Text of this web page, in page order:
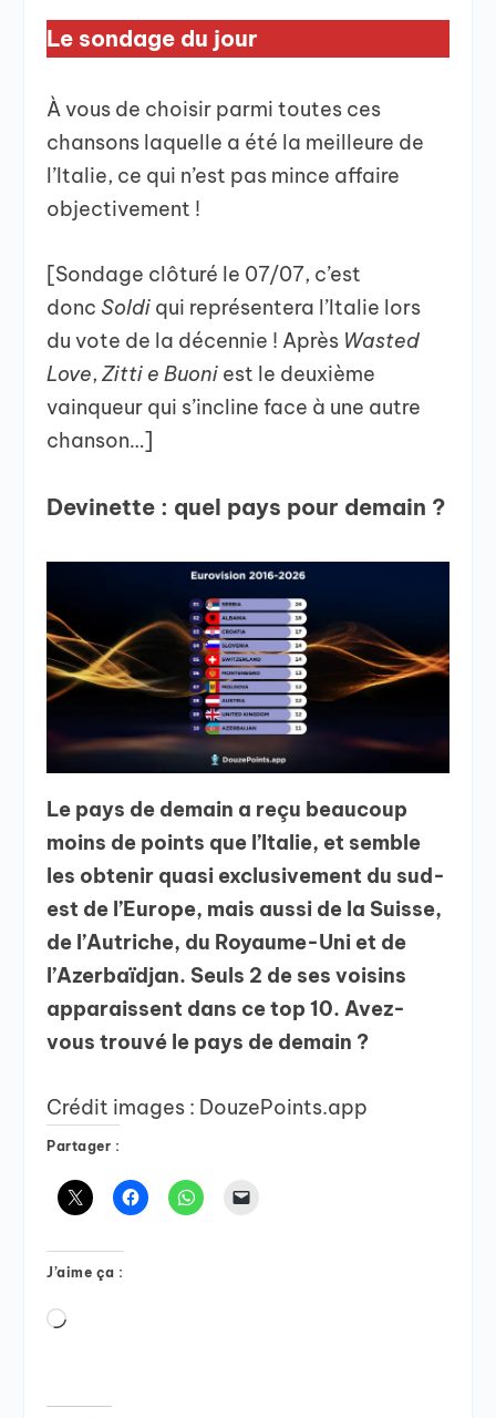
Le sondage du jour
À vous de choisir parmi toutes ces
chansons laquelle a été la meilleure de
l’Italie, ce qui n’est pas mince affaire
objectivement !
[Sondage clôturé le 07/07, c’est
doncSoldi qui représentera l’Italie lors
du vote de la décennie ! Après Wasted
Love,Zitti e Buoni est le deuxième
vainqueur qui s’incline face à une autre
chanson…]
Devinette : quel pays pour demain ?
Le pays de demain a reçu beaucoup
moins de points que l’Italie, et semble
les obtenir quasi exclusivement du sud-
est de l’Europe, mais aussi de la Suisse,
de l’Autriche, du Royaume-Uni et de
l’Azerbaïdjan. Seuls 2 de ses voisins
apparaissent dans ce top 10. Avez-
vous trouvé le pays de demain ?
Crédit images : DouzePoints.app
Partager :
J’aime ça :
Chargement…